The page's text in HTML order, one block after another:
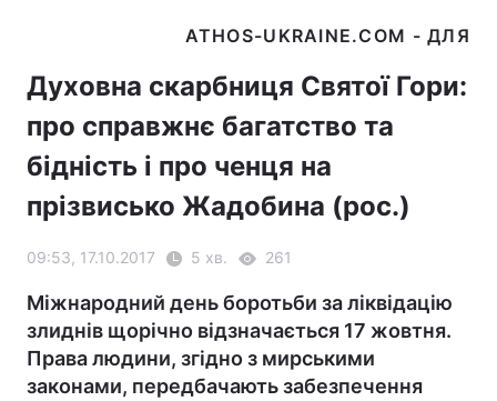
Духовна скарбниця Святої Гори:
про справжнє багатство та
бідність і про ченця на
прізвисько Жадобина (рос.)
09:53, 17.10.2017 5 хв. 261
Міжнародний день боротьби за ліквідацію
злиднів щорічно відзначається 17 жовтня.
Права людини, згідно з мирськими
законами, передбачають забезпечення